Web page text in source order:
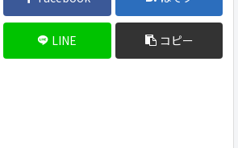
LINE コピー